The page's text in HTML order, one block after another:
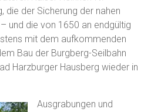
die der Sicherung der nahen
und die von 1650 an endgültig
mit dem aufkommenden
Bau der Burgberg-Seilbahn
Harzburger Hausberg wieder in
Ausgrabungen und